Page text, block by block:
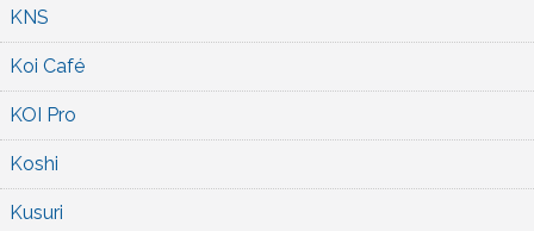
KNS
Koi Café
KOI Pro
Koshi
Kusuri